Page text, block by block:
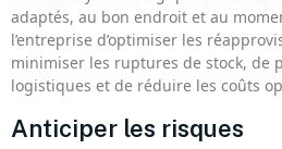
adaptés, au bon endroit et au
l’entreprise d’optimiser les
minimiser les ruptures de stock, de
logistiques et de réduire les coûts
Anticiper les risques